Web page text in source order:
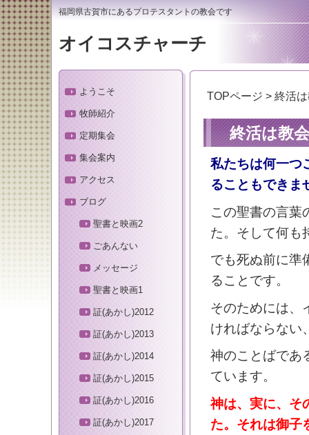
福岡県古賀市にあるプロテスタントの教会です
オイコスチャーチ
TOPページ > 終活
終活は教
私たちは何一つ
ることもできま
この聖書の言葉
た。そして何も
でも死ぬ前に準
ることです。
そのためには、
ければならない
神のことばであ
ています。
神は、実に、そ
た。それは御子
ようこそ
牧師紹介
定期集会
集会案内
アクセス
ブログ
聖書と映画2
ごあんない
メッセージ
聖書と映画1
証(あかし)2012
証(あかし)2013
証(あかし)2014
証(あかし)2015
証(あかし)2016
証(あかし)2017